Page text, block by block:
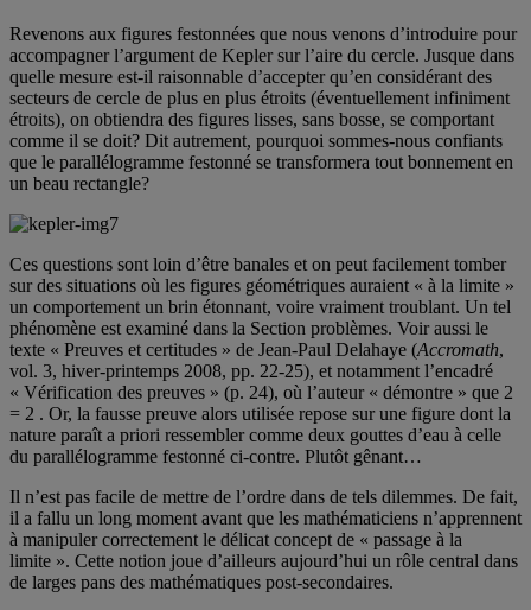
Revenons aux figures festonnées que nous venons d’introduire pour
accompagner l’argument de Kepler sur l’aire du cercle. Jusque dans
quelle mesure est-il raisonnable d’accepter qu’en considérant des
secteurs de cercle de plus en plus étroits (éventuellement infiniment
étroits), on obtiendra des figures lisses, sans bosse, se comportant
comme il se doit? Dit autrement, pourquoi sommes-nous confiants
que le parallélogramme festonné se transformera tout bonnement en
un beau rectangle?
Ces questions sont loin d’être banales et on peut facilement tomber
sur des situations où les figures géométriques auraient « à la limite »
un comportement un brin étonnant, voire vraiment troublant. Un tel
phénomène est examiné dans la Section problèmes. Voir aussi le
texte « Preuves et certitudes » de Jean-Paul Delahaye (Accromath,
vol. 3, hiver-printemps 2008, pp. 22-25), et notamment l’encadré
« Vérification des preuves » (p. 24), où l’auteur « démontre » que 2
= 2 . Or, la fausse preuve alors utilisée repose sur une figure dont la
nature paraît a priori ressembler comme deux gouttes d’eau à celle
du parallélogramme festonné ci-contre. Plutôt gênant…
Il n’est pas facile de mettre de l’ordre dans de tels dilemmes. De fait,
il a fallu un long moment avant que les mathématiciens n’apprennent
à manipuler correctement le délicat concept de « passage à la
limite ». Cette notion joue d’ailleurs aujourd’hui un rôle central dans
de larges pans des mathématiques post-secondaires.